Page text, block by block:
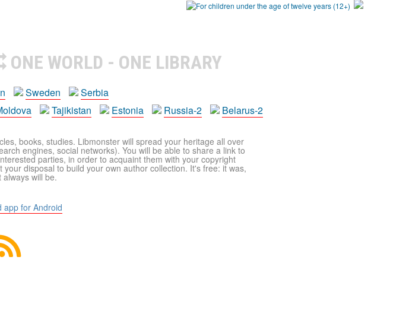
ONE WORLD - ONE LIBRARY
Sweden
Serbia
Tajikistan Estonia Russia-2 Belarus-2
books, studies. Libmonster will spread your heritage all over
engines, social networks). You will be able to share a link to
parties, in order to acquaint them with your copyright
disposal to build your own author collection. It's free: it was,
always will be.
app for Android